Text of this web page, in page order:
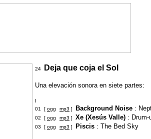
24 Deja que coja el Sol
Una elevación sonora en siete partes:
I
01 [ ogg mp3 ] Background Noise :
02 [ ogg mp3 ] Xe (Xesús Valle) : Drum-
03 [ ogg mp3 ] Piscis : The Bed Sky